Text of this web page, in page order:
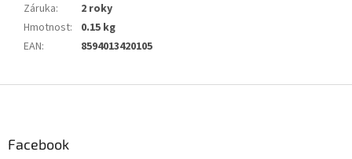
Záruka:
2 roky
Hmotnost:
0.15 kg
EAN: 8594013420105
Facebook